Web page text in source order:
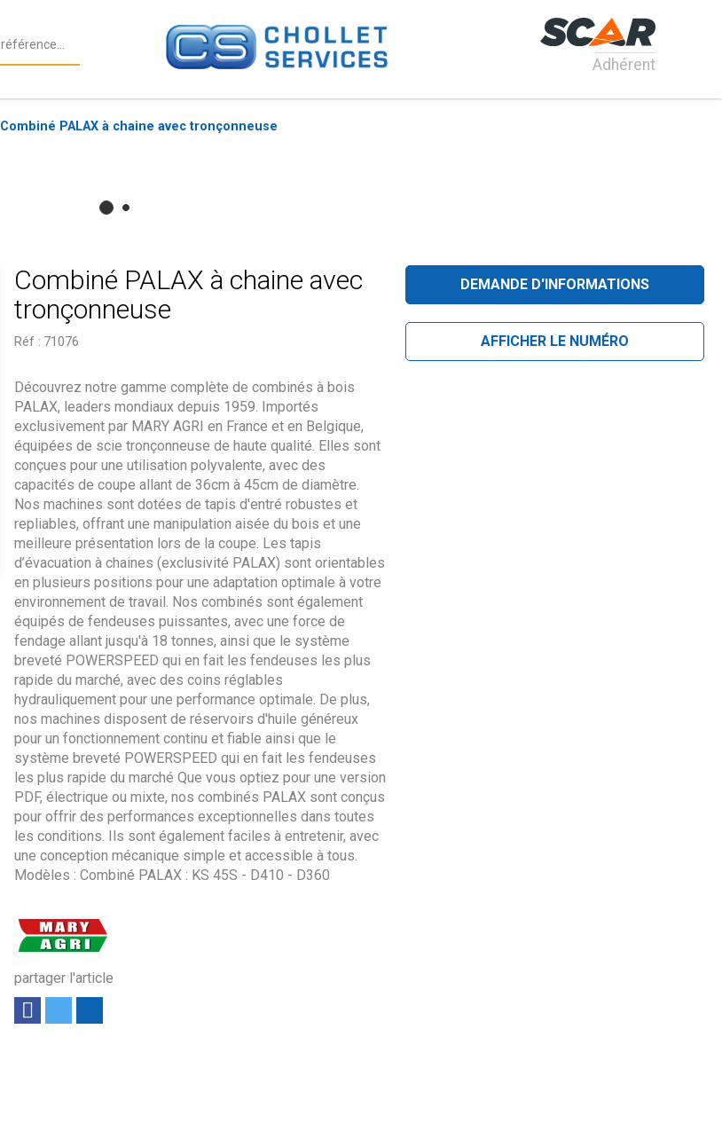
Adhérent
Combiné PALAX à chaine avec tronçonneuse
Combiné PALAX à chaine avec
tronçonneuse
Réf : 71076
partager l'article
Découvrez notre gamme complète de combinés à bois
PALAX, leaders mondiaux depuis 1959. Importés
exclusivement par MARY AGRI en France et en Belgique,
équipées de scie tronçonneuse de haute qualité. Elles sont
conçues pour une utilisation polyvalente, avec des
capacités de coupe allant de 36cm à 45cm de diamètre.
Nos machines sont dotées de tapis d'entré robustes et
repliables, offrant une manipulation aisée du bois et une
meilleure présentation lors de la coupe. Les tapis
d’évacuation à chaines (exclusivité PALAX) sont orientables
en plusieurs positions pour une adaptation optimale à votre
environnement de travail. Nos combinés sont également
équipés de fendeuses puissantes, avec une force de
fendage allant jusqu'à 18 tonnes, ainsi que le système
breveté POWERSPEED qui en fait les fendeuses les plus
rapide du marché, avec des coins réglables
hydrauliquement pour une performance optimale. De plus,
nos machines disposent de réservoirs d'huile généreux
pour un fonctionnement continu et fiable ainsi que le
système breveté POWERSPEED qui en fait les fendeuses
les plus rapide du marché Que vous optiez pour une version
PDF, électrique ou mixte, nos combinés PALAX sont conçus
pour offrir des performances exceptionnelles dans toutes
les conditions. Ils sont également faciles à entretenir, avec
une conception mécanique simple et accessible à tous.
Modèles : Combiné PALAX : KS 45S - D410 - D360
DEMANDE D'INFORMATIONS
AFFICHER LE NUMÉRO